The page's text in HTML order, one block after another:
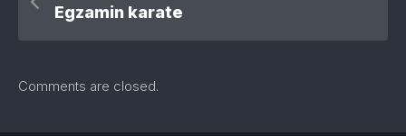
Egzamin karate
Comments are closed.